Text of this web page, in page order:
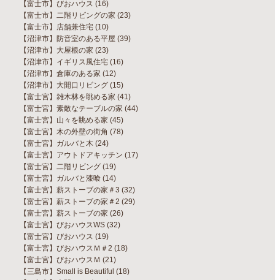
【富士市】びおハウス (16)
【富士市】二階リビングの家 (23)
【富士市】店舗兼住宅 (10)
【沼津市】防音室のある平屋 (39)
【沼津市】大屋根の家 (23)
【沼津市】イギリス風住宅 (16)
【沼津市】倉庫のある家 (12)
【沼津市】大開口リビング (15)
【富士宮】雑木林を眺める家 (41)
【富士宮】素敵なテーブルの家 (44)
【富士宮】山々を眺める家 (45)
【富士宮】木の外壁の街角 (78)
【富士宮】ガルバと木 (24)
【富士宮】アウトドアキッチン (17)
【富士宮】二階リビング (19)
【富士宮】ガルバと漆喰 (14)
【富士宮】薪ストーブの家＃3 (32)
【富士宮】薪ストーブの家＃2 (29)
【富士宮】薪ストーブの家 (26)
【富士宮】びおハウスWS (32)
【富士宮】びおハウス (19)
【富士宮】びおハウスＭ＃2 (18)
【富士宮】びおハウスＭ (21)
【三島市】Small is Beautiful (18)